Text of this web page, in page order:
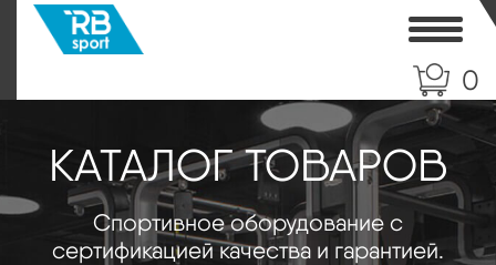
0
КАТАЛОГ ТОВАРОВ
Спортивное оборудование с
сертификацией качества и гарантией.